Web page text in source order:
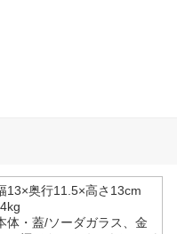
13×奥行11.5×高さ13cm
体・蓋/ソーダガラス、金